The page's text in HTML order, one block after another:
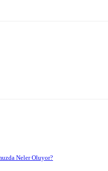
Neler Oluyor?